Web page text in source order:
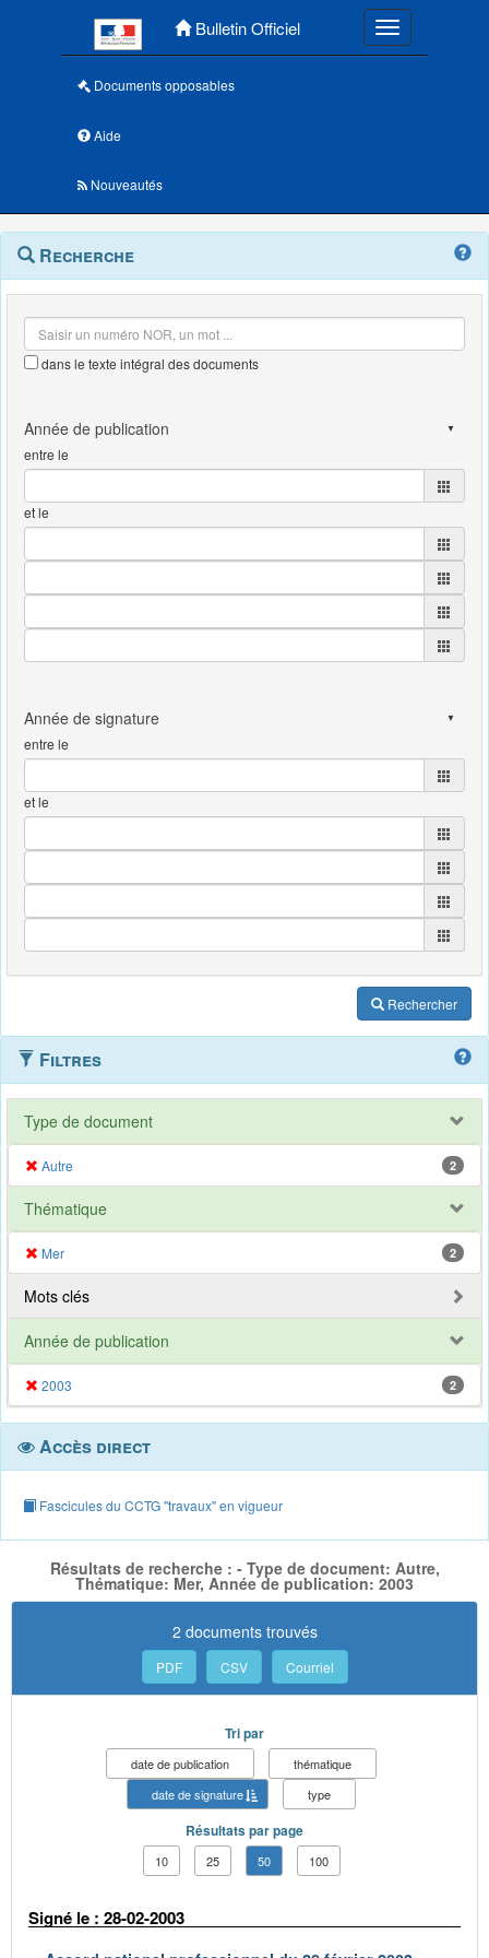
Bulletin Officiel Toggle
Documents opposables
Aide
Nouveautés
Navigation
outils
Menu
contextuel
Recherche
dans le texte intégral des documents
entre le
et le
entre le
et le
Rechercher
Filtres
Type de document
Autre 2
Thématique
Mer 2
Mots clés
Année de publication
2003 2
Accès direct
Fascicules du CCTG "travaux" en vigueur
Résultats de recherche : - Type de document: Autre,
Thématique: Mer, Année de publication: 2003
2 documents trouvés
PDF CSV Courriel
Tri par
date de publication
thématique
date de signature
type
Résultats par page
10 25 50 100
Signé le : 28-02-2003